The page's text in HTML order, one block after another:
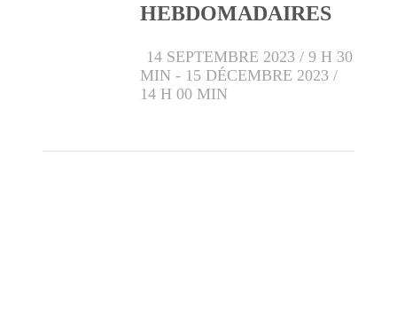
HEBDOMADAIRES
14 SEPTEMBRE 2023 / 9 H 30
MIN - 15 DÉCEMBRE 2023 /
14 H 00 MIN